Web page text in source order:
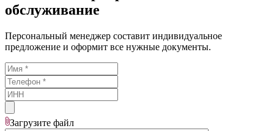
обслуживание
Персональный менеджер составит индивидуальное
предложение и оформит все нужные документы.
Загрузите файл